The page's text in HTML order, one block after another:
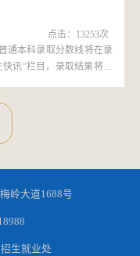
主管部门是江西省教育
点击： 13253次
通本科录取分数线将在录
讯”栏目，录取结果将上
用中国邮政EMS进行邮
谢您的理解和支持！查询
岭大道1688号
生就业处